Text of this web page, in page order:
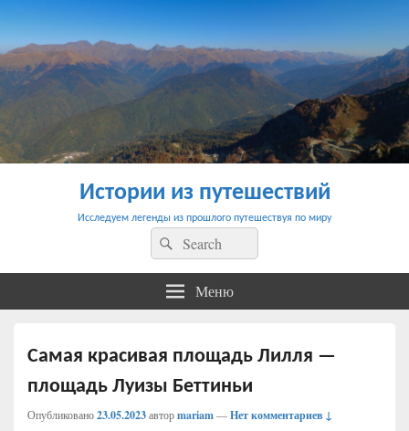
Истории из путешествий
Исследуем легенды из прошлого путешествуя по миру
Найти:Поиск
Меню
Самая красивая площадь Лилля —
площадь Луизы Беттиньи
Опубликовано23.05.2023авторmariam—Нет комментариев ↓